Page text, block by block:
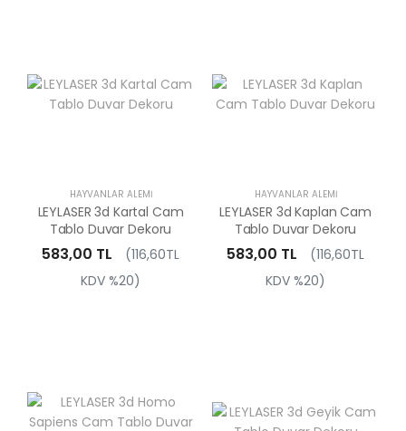
HAYVANLAR ALEMI
LEYLASER 3d Kartal Cam
Tablo Duvar Dekoru
583,00 TL
(116,60TL
KDV %20)
HAYVANLAR ALEMI
LEYLASER 3d Kaplan Cam
Tablo Duvar Dekoru
583,00 TL
(116,60TL
KDV %20)